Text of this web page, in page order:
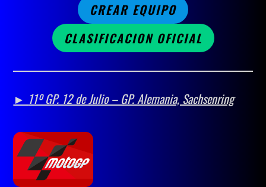
CREAR EQUIPO
CLASIFICACION OFICIAL
► 11º GP. 12 de Julio – GP. Alemania, Sachsenring